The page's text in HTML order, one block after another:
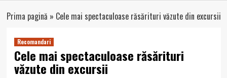
Prima pagină » Cele mai spectaculoase răsărituri văzute din excursii
Recomandari
Cele mai spectaculoase răsărituri
văzute din excursii